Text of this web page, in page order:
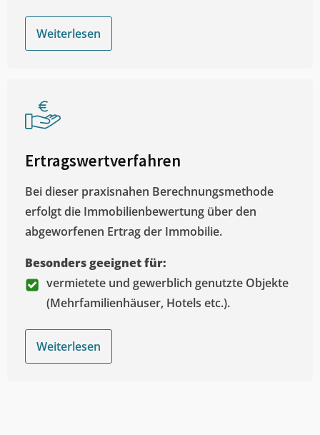
Weiterlesen
Ertragswertverfahren
Bei dieser praxisnahen Berechnungsmethode
erfolgt die Immobilienbewertung über den
abgeworfenen Ertrag der Immobilie.
Besonders geeignet für:
vermietete und gewerblich genutzte Objekte
(Mehrfamilienhäuser, Hotels etc.).
Weiterlesen